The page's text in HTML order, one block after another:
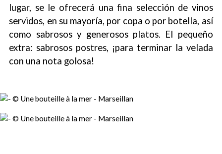
lugar, se le ofrecerá una fina selección de vinos
servidos, en su mayoría, por copa o por botella, así
como sabrosos y generosos platos. El pequeño
extra: sabrosos postres, ¡para terminar la velada
con una nota golosa!